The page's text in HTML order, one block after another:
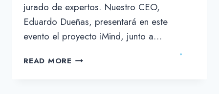
jurado de expertos. Nuestro CEO,
Eduardo Dueñas, presentará en este
evento el proyecto iMind, junto a…
READ MORE MÉTRICA6